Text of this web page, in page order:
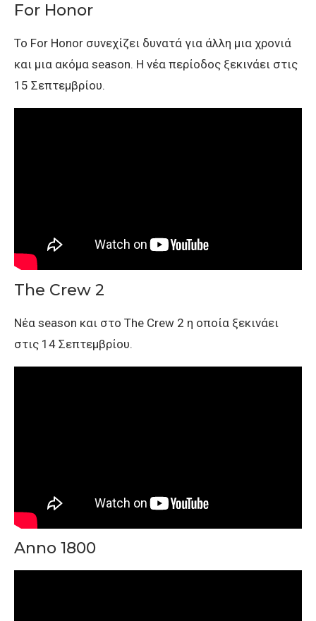
For Honor
Το For Honor συνεχίζει δυνατά για άλλη μια χρονιά
και μια ακόμα season. H νέα περίοδος ξεκινάει στις
15 Σεπτεμβρίου.
The Crew 2
Νέα season και στο The Crew 2 η οποία ξεκινάει
στις 14 Σεπτεμβρίου.
Anno 1800